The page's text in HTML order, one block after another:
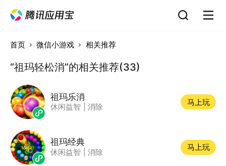
首页 微信小游戏 相关推荐
“祖玛轻松消”的相关推荐(33)
祖玛乐消
休闲益智 消除
马上玩
祖玛经典
休闲益智 消除
马上玩